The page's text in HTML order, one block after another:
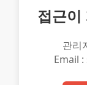
접근이
관리
Email